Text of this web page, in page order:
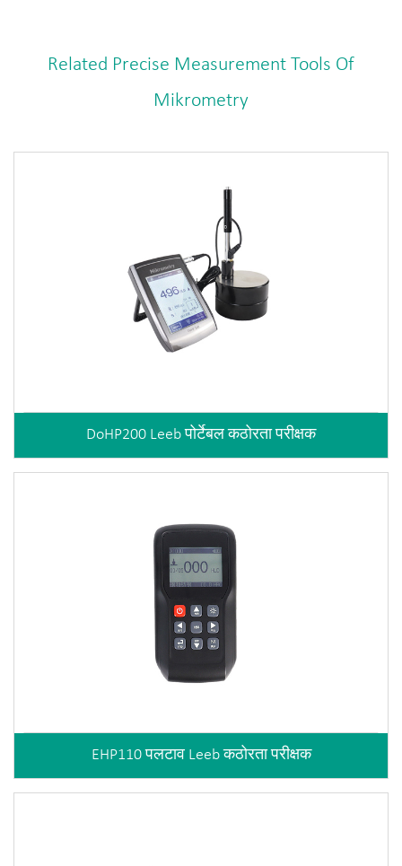
Related Precise Measurement Tools Of
Mikrometry
DoHP200 Leeb पोर्टेबल कठोरता परीक्षक
EHP110 पलटाव Leeb कठोरता परीक्षक